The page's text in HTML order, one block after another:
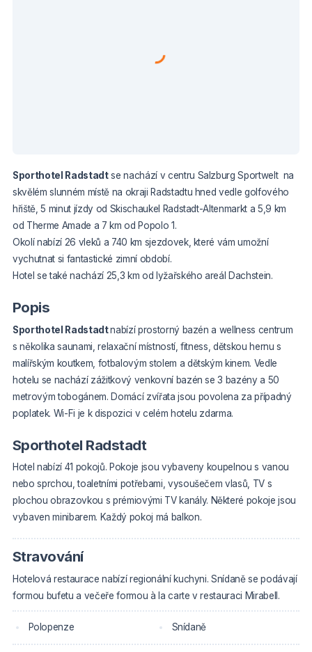
Sporthotel Radstadtse nachází v centru Salzburg Sportwelt na
skvělém slunném místě na okraji Radstadtu hned vedle golfového
hřiště, 5 minut jízdy od Skischaukel Radstadt-Altenmarkt a 5,9 km
od Therme Amade a 7 km od Popolo 1.
Okolí nabízí 26 vleků a 740 km sjezdovek, které vám umožní
vychutnat si fantastické zimní období.
Hotel se také nachází 25,3 km od lyžařského areál Dachstein.
Popis
Sporthotel Radstadtnabízí prostorný bazén a wellness centrum
s několika saunami, relaxační místností, fitness, dětskou hernu s
malířským koutkem, fotbalovým stolem a dětským kinem. Vedle
hotelu se nachází zážitkový venkovní bazén se 3 bazény a 50
metrovým tobogánem. Domácí zvířata jsou povolena za případný
poplatek. Wi-Fi je k dispozici v celém hotelu zdarma.
Sporthotel Radstadt
Hotel nabízí 41 pokojů. Pokoje jsou vybaveny koupelnou s vanou
nebo sprchou, toaletními potřebami, vysoušečem vlasů, TV s
plochou obrazovkou s prémiovými TV kanály. Některé pokoje jsou
vybaven minibarem. Každý pokoj má balkon.
Stravování
Hotelová restaurace nabízí regionální kuchyni. Snídaně se podávají
formou bufetu a večeře formou à la carte v restauraci Mirabell.
Polopenze Snídaně